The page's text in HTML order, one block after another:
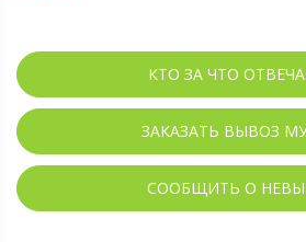
КТО ЗА ЧТО
ЗАКАЗАТЬ ВЫВОЗ
СООБЩИТЬ О